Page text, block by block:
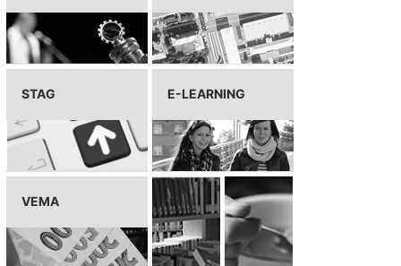
STAG E-LEARNING
VEMA